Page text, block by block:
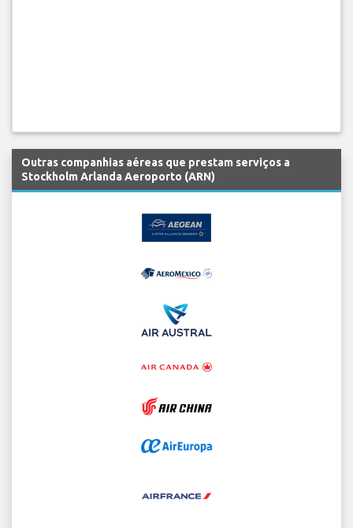
Outras companhias aéreas que prestam serviços a
Stockholm Arlanda Aeroporto (ARN)